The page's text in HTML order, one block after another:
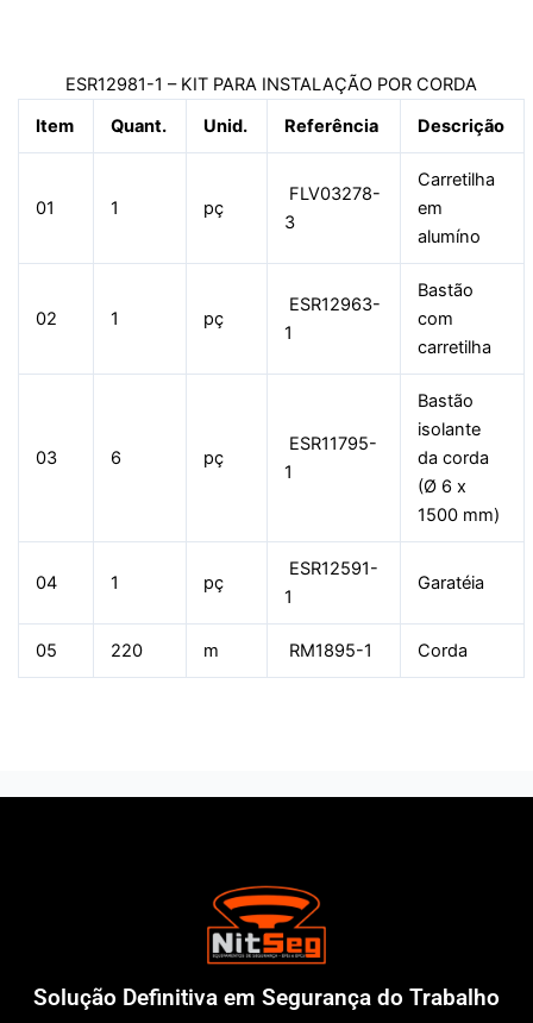
ESR12981-1 – KIT PARA INSTALAÇÃO POR CORDA
Item
Quant. Unid. Referência Descrição
01 1 pç
FLV03278-
3
Carretilha
em
alumíno
02 1 pç
ESR12963-
1
Bastão
com
carretilha
03 6 pç
ESR11795-
1
Bastão
isolante
da corda
(Ø 6 x
1500 mm)
04 1 pç
ESR12591-
1
Garatéia
05 220 m RM1895-1 Corda
Solução Definitiva em Segurança do Trabalho